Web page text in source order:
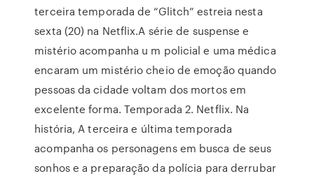
terceira temporada de “Glitch” estreia nesta
sexta (20) na Netflix.A série de suspense e
mistério acompanha u m policial e uma médica
encaram um mistério cheio de emoção quando
pessoas da cidade voltam dos mortos em
excelente forma. Temporada 2. Netflix. Na
história, A terceira e última temporada
acompanha os personagens em busca de seus
sonhos e a preparação da polícia para derrubar